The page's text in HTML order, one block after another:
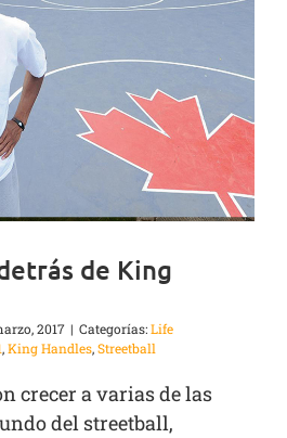
de King
2017 | Categorías:Life
,King Handles,Streetball
crecer a varias de las
del streetball,